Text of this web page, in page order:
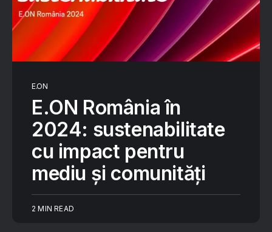
E.ON
E.ON România în
2024: sustenabilitate
cu impact pentru
mediu și comunități
2 MIN READ